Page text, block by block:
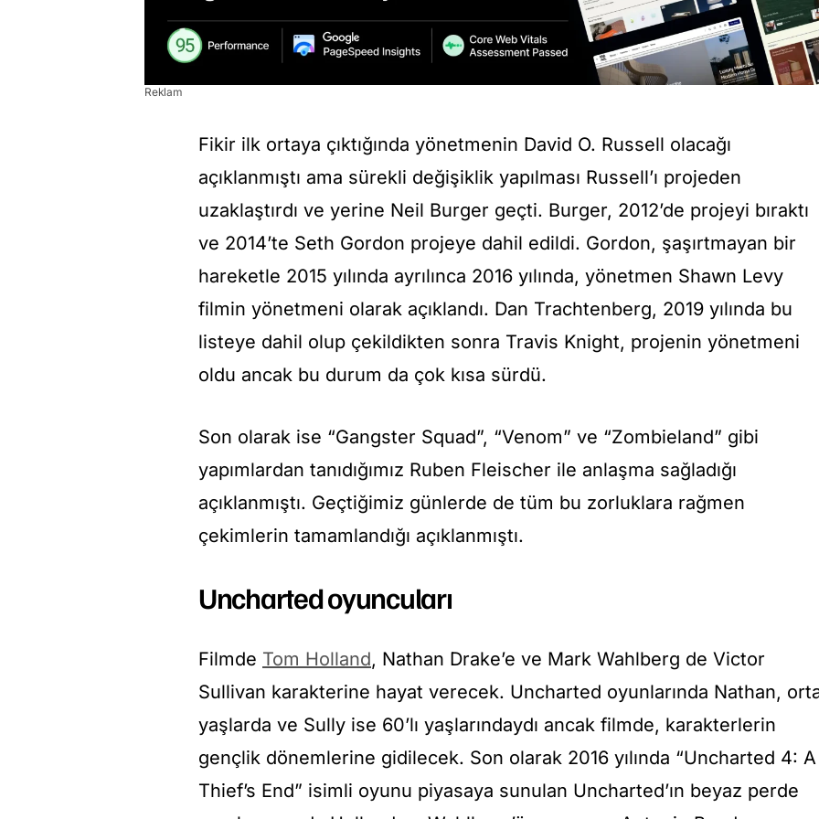
Reklam
Fikir ilk ortaya çıktığında yönetmenin David O. Russell olacağı
açıklanmıştı ama sürekli değişiklik yapılması Russell’ı projeden
uzaklaştırdı ve yerine Neil Burger geçti. Burger, 2012’de projeyi bıraktı
ve 2014’te Seth Gordon projeye dahil edildi. Gordon, şaşırtmayan bir
hareketle 2015 yılında ayrılınca 2016 yılında, yönetmen Shawn Levy
filmin yönetmeni olarak açıklandı. Dan Trachtenberg, 2019 yılında bu
listeye dahil olup çekildikten sonra Travis Knight, projenin yönetmeni
oldu ancak bu durum da çok kısa sürdü.
Son olarak ise “Gangster Squad”, “Venom” ve “Zombieland” gibi
yapımlardan tanıdığımız Ruben Fleischer ile anlaşma sağladığı
açıklanmıştı. Geçtiğimiz günlerde de tüm bu zorluklara rağmen
çekimlerin tamamlandığı açıklanmıştı.
Uncharted oyuncuları
Filmde Tom Holland, Nathan Drake’e ve Mark Wahlberg de Victor
Sullivan karakterine hayat verecek. Uncharted oyunlarında Nathan,
yaşlarda ve Sully ise 60’lı yaşlarındaydı ancak filmde, karakterlerin
gençlik dönemlerine gidilecek. Son olarak 2016 yılında “Uncharted 4: A
Thief’s End” isimli oyunu piyasaya sunulan Uncharted’ın beyaz perde